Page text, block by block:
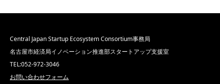
Central Japan Startup Ecosystem Consortium事務局
名古屋市経済局イノベーション推進部スタートアップ支援室
TEL:052-972-3046
お問い合わせフォーム